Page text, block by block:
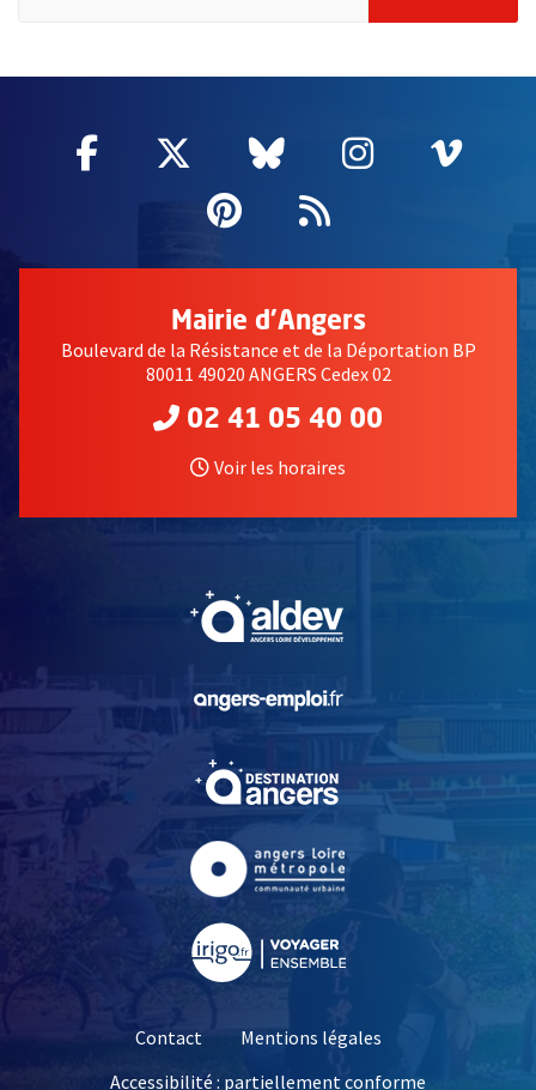
Facebook
, Ouvre une nouvelle fenêtre
Twitter
, Ouvre une nouvelle
Bluesky
, Ouvre une
Instagram
, Ouvre
,
Pinterest
, Ouvre une
Flux RSS
Mairie d'Angers
Boulevard de la Résistance et de la Déportation BP
80011 49020 ANGERS Cedex 02
02 41 05 40 00
Voir les horaires
, Ouvre une nouvelle
, Ouvre une nouvelle
Contact
Mentions légales
Accessibilité : partiellement conforme